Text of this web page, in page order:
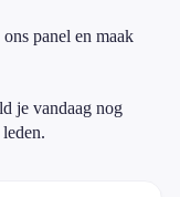
panel en maak
je vandaag nog